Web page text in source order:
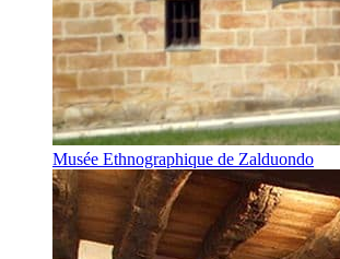
Musée Ethnographique de Zalduondo